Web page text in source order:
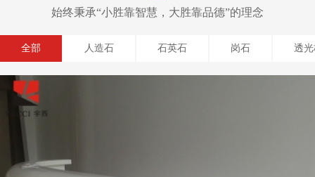
始终秉承“小胜靠智慧，大胜靠品德”的理念
全部 人造石 石英石 岗石 透